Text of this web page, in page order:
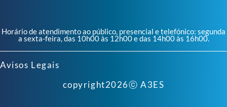
Horário de atendimento ao público, presencial e telefónico: segunda
a sexta-feira, das 10h00 às 12h00 e das 14h00 às 16h00.
Avisos Legais
copyright2026ⓒ A3ES